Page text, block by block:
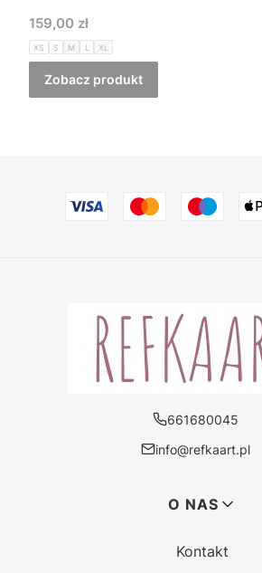
Cena
159,00 zł
XS S M L XL
Zobacz produkt
661680045
info@refkaart.pl
O NAS
Kontakt